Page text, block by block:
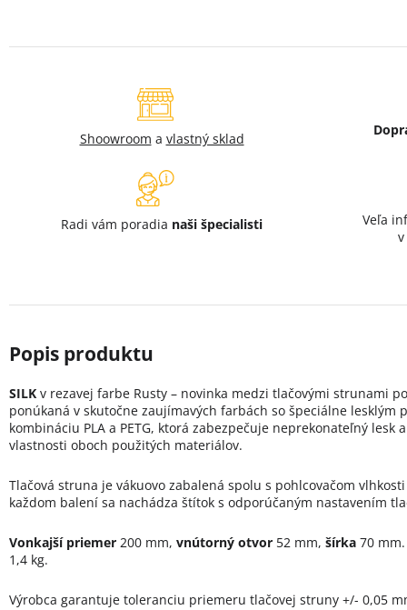
Shoowroom a vlastný sklad
Radi vám poradia naši špecialisti
Veľa
v
SILK v rezavej farbe Rusty – novinka medzi tlačovými strunami
ponúkaná v skutočne zaujímavých farbách so špeciálne lesklým
kombináciu PLA a PETG, ktorá zabezpečuje neprekonateľný lesk
vlastnosti oboch použitých materiálov.
Tlačová struna je vákuovo zabalená spolu s pohlcovačom
každom balení sa nachádza štítok s odporúčaným nastavením
Vonkajší priemer 200 mm, vnútorný otvor 52 mm, šírka 70
1,4 kg.
Výrobca garantuje toleranciu priemeru tlačovej struny +/- 0,05